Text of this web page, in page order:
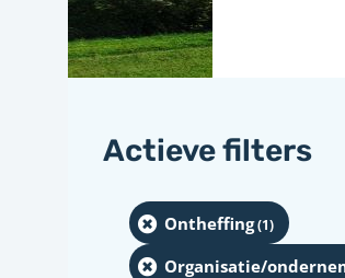
Actieve filters
Ontheffing(1)
Organisatie/